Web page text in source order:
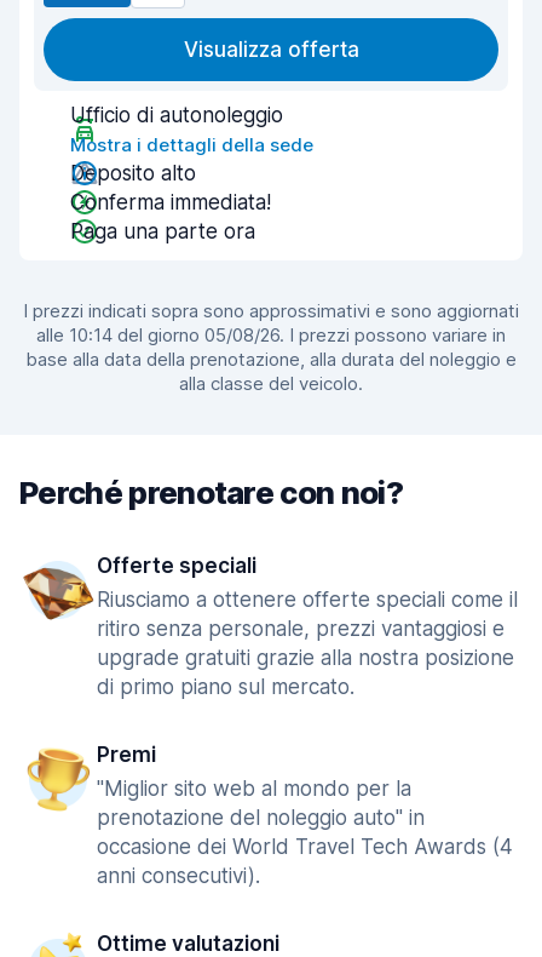
Visualizza offerta
Ufficio di autonoleggio
Mostra i dettagli della sede
Deposito alto
Conferma immediata!
Paga una parte ora
I prezzi indicati sopra sono approssimativi e sono aggiornati
alle 10:14 del giorno 05/08/26. I prezzi possono variare in
base alla data della prenotazione, alla durata del noleggio e
alla classe del veicolo.
Perché prenotare con noi?
Offerte speciali
Riusciamo a ottenere offerte speciali come il
ritiro senza personale, prezzi vantaggiosi e
upgrade gratuiti grazie alla nostra posizione
di primo piano sul mercato.
Premi
"Miglior sito web al mondo per la
prenotazione del noleggio auto" in
occasione dei World Travel Tech Awards (4
anni consecutivi).
Ottime valutazioni